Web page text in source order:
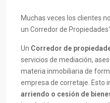
Muchas veces los clientes
un Corredor de
Un Corredor de
servicios de mediación,
materia inmobiliaria de
empresa de corretaje. Esto
arriendo o cesión de